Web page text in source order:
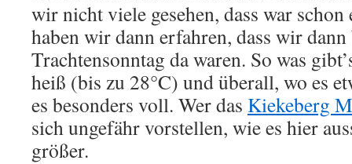
wir nicht viele gesehen, dass war
haben wir dann erfahren, dass wir
Trachtensonntag da waren. So was
heiß (bis zu 28°C) und überall, wo es
es besonders voll. Wer das Kiekeberg
sich ungefähr vorstellen, wie es hier
größer.